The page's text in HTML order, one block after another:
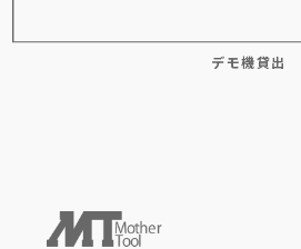
デモ機貸出